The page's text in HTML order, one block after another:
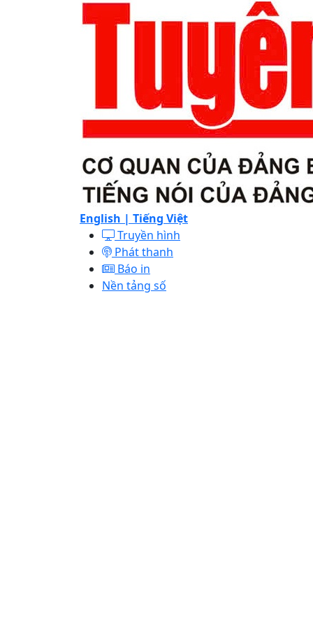
English | Tiếng Việt
Truyền hình
Phát thanh
Báo in
Nền tảng số